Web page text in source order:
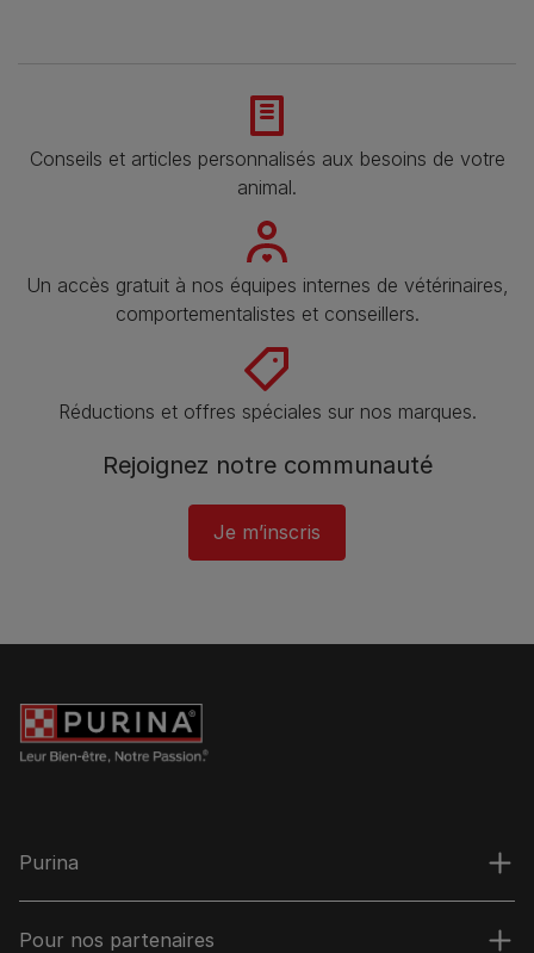
Conseils et articles personnalisés aux besoins de votre
animal​.
Un accès gratuit à nos équipes internes de vétérinaires,
comportementalistes et conseillers.
Réductions et offres spéciales sur nos marques.
Rejoignez notre communauté
Je m’inscris
Purina
Pour nos partenaires